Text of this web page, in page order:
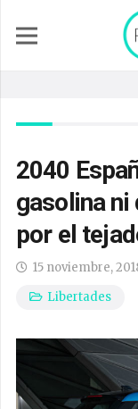
2040
gasolina ni
por el
15 noviembre,
Libertades